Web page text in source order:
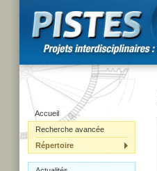
Accueil
Recherche avancée
Répertoire